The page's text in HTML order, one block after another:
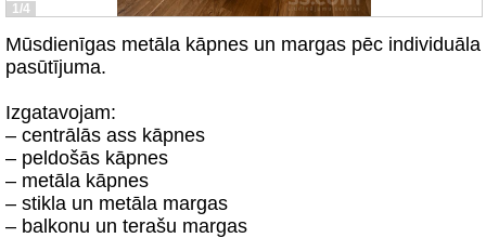
1/4
Mūsdienīgas metāla kāpnes un margas pēc individuāla
pasūtījuma.
Izgatavojam:
– centrālās ass kāpnes
– peldošās kāpnes
– metāla kāpnes
– stikla un metāla margas
– balkonu un terašu margas